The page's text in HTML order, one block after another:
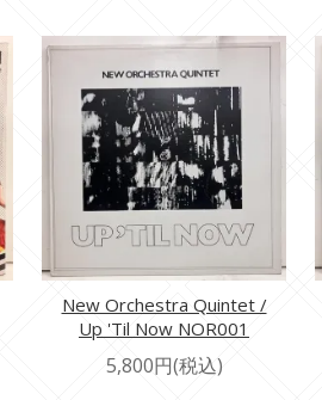
New Orchestra Quintet /
Up 'Til Now NOR001
5,800円(税込)